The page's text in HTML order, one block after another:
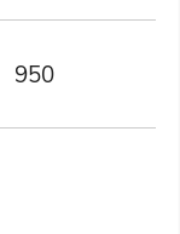
950